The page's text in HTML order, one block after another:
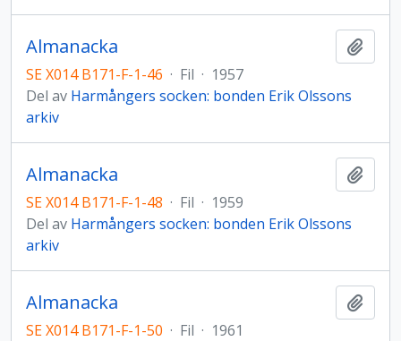
Almanacka
SE X014 B171-F-1-46 · Fil · 1957
Del av Harmångers socken: bonden Erik Olssons
arkiv
Almanacka
SE X014 B171-F-1-48 · Fil · 1959
Del av Harmångers socken: bonden Erik Olssons
arkiv
Almanacka
SE X014 B171-F-1-50 · Fil · 1961